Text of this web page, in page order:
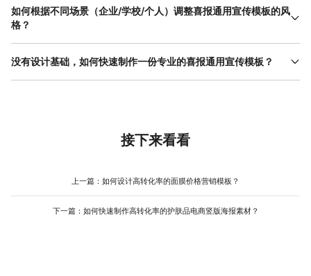
题，如‘2024年度销售冠军表彰’）、获奖人信息（姓名、岗位/班
级）、奖项名称（需具体，如‘最佳新人奖’而非‘优秀奖’）、颁奖单
按‘必填项’和‘选填项’分类，例如必填项包括姓名、奖项、颁奖单
如何根据不同场景（企业/学校/个人）调整喜报通用宣传模板的风
格？
不同场景的喜报通用宣传模板需通过风格传递匹配的氛围。企业场
景建议使用简约商务风：选择无衬线字体（如思源黑体），配色以
性），配色根据个人喜好调整（如低饱和度的 莫兰迪色 系），图片
字体、配色）已根据场景优化，新手无需手动调整即可生成符合需
求的模板，减少反复修改的时间。
没有设计基础，如何快速制作一份专业的喜报通用宣传模板？
零基础用户制作喜报通用宣传模板的关键是利用现成资源降低门
直接使用的模板。其次，替换内容时遵循‘保持结构’原则：保留原模
板的标题区、正文区、图片区布局，仅修改文字和图片，避免因随
时保持相同字号和加粗效果；图片区若为矩形，替换时也选择同形
背景用白色文字），图片清晰无水印。美图设计室的 操作流程 简
接下来看看
上一篇： 如何设计高转化率的面膜价格营销模板？
下一篇： 如何快速制作高转化率的护肤品电商竖版海报素材？